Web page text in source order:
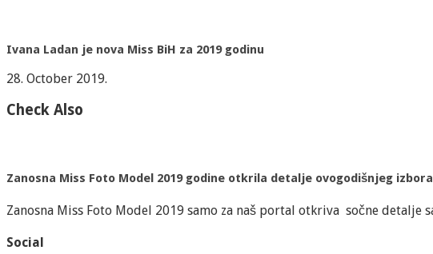
Ivana Ladan je nova Miss BiH za 2019 godinu
28. October 2019.
Check Also
Zanosna Miss Foto Model 2019 godine otkrila detalje ovogodišnjeg izbora
Zanosna Miss Foto Model 2019 samo za naš portal otkriva sočne
Social